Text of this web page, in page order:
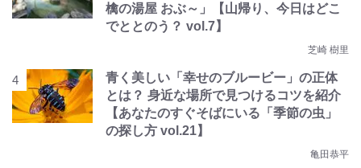
檎の湯屋 おぶ～」【山帰り、今日はどこ
でととのう？ vol.7】
芝崎 樹里
青く美しい「幸せのブルービー」の正体
とは？ 身近な場所で見つけるコツを紹介
【あなたのすぐそばにいる「季節の虫」
の探し方 vol.21】
亀田恭平